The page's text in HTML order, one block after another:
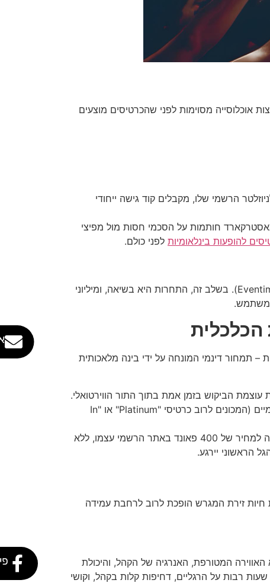
אוכלוסייה מסוימות לפני שהכרטיסים מוצעים
הרשמי שלו, מקבלים קוד גישה ייחודי
חותמות על הסכמי חסות מול מפיצי
להופעות בינלאומיות לפני כולם.
השלב שבו שאר הכרטיסים נפתחים לקהל הרחב. המכירה מבוצעת דרך אתרי הענק הרשמיים (כמו Ticketmaster או Eventim). בשלב זה, התחרות היא בשיאה, ומיליוני
– תמחור דינמי המונחה על ידי בינה מלאכותית
ישיבה), המערכת מזהה את עוצמת הביקוש בזמן אמת בתוך התור הווירטואלי.
ככל שיותר אנשים מנסים לרכוש כרטיסים באותה השנייה, האלגוריתם מעלה אוטומטית את מחיר הכרטיסים הרשמיים (המכונים לרוב כרטיסי "Platinum" או "In
מעריצים רבים מגלים כי כרטיס שהתחיל את היום במחיר של 80 פאונד, זינק בתוך שעה למחיר של 400 פאונד באתר הרשמי עצמו, ללא
הראשוני יירגע.
חיות זירת המגרש הופכת לרוב לרחבת עמידה
המטורפת, האנרגיה של הקהל, והיכולת
רבות על הרגליים, דחיפות קלות בקהל, וקושי